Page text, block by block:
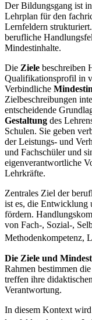
Der Bildungsgang ist
Lehrplan für den
Lernfeldern
berufliche
Mindestinhalte.
Die Ziele beschreiben
Qualifikationsprofil in
Verbindliche
Zielbeschreibungen
entscheidende
Gestaltung des
Schulen. Sie geben
der Leis­tungs- und
und Fachschüler und
eigenverantwortliche
Lehrkräfte.
Zentrales Ziel der
ist es, die Ent­wicklung
fördern.
von Fach-, Sozial-,
Methodenkompetenz,
Die Ziele und
Rahmen be­stimmen
treffen ihre
Verantwortung.
In diesem Kontext